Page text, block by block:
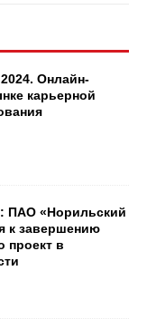
Онлайн-
карьерной
ПАО «Норильский
к завершению
проект в